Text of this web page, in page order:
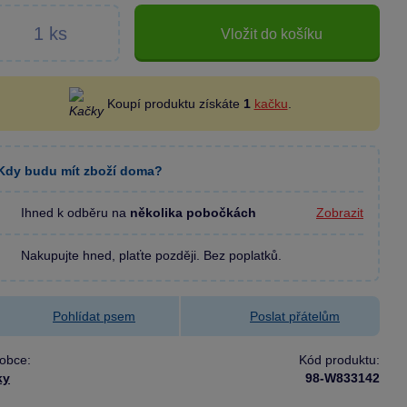
Vložit do košíku
Koupí produktu získáte 1 kačku
budu mít zboží doma?
Ihned k odběru na několika pobočkách Zobrazit
Nakupujte hned, plaťte později. Bez poplatků.
Pohlídat psem Poslat přátelům
Kód produktu:
98-W833142